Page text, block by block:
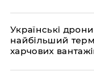
​Українські
найбільший
харчових